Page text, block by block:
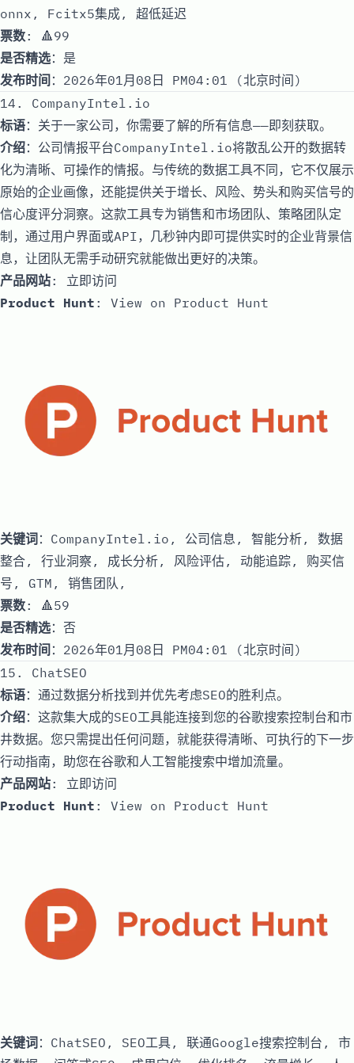
onnx, Fcitx5集成, 超低延迟
票数: 🔺99
是否精选：是
发布时间 ：2026年01月08日 PM04:01 (北京时间)
14. CompanyIntel.io
标语：关于一家公司，你需要了解的所有信息——即刻获取。
介绍：公司情报平台CompanyIntel.io将散乱公开的数据转
化为清晰、可操作的情报。与传统的数据工具不同，它不仅展示
原始的企业画像，还能提供关于增长、风险、势头和购买信号的
信心度评分洞察。这款工具专为销售和市场团队、策略团队定
制，通过用户界面或API，几秒钟内即可提供实时的企业背景信
息，让团队无需手动研究就能做出更好的决策。
产品网站: 立即访问
Product Hunt : View on Product Hunt
关键词 ：CompanyIntel.io, 公司信息, 智能分析, 数据
整合, 行业洞察, 成长分析, 风险评估, 动能追踪, 购买信
号, GTM, 销售团队,
票数: 🔺59
是否精选：否
发布时间 ：2026年01月08日 PM04:01 (北京时间)
15. ChatSEO
标语：通过数据分析找到并优先考虑SEO的胜利点。
介绍：这款集大成的SEO工具能连接到您的谷歌搜索控制台和市
井数据。您只需提出任何问题，就能获得清晰、可执行的下一步
行动指南，助您在谷歌和人工智能搜索中增加流量。
产品网站: 立即访问
Product Hunt : View on Product Hunt
关键词：ChatSEO, SEO工具, 联通Google搜索控制台, 市